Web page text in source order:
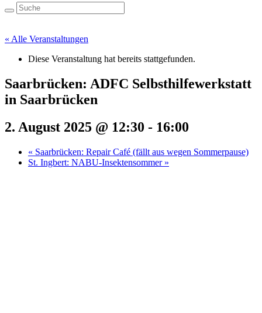
« Alle Veranstaltungen
Diese Veranstaltung hat bereits stattgefunden.
Saarbrücken: ADFC Selbsthilfewerkstatt
in Saarbrücken
2. August 2025 @ 12:30 - 16:00
« Saarbrücken: Repair Café (fällt aus wegen Sommerpause)
St. Ingbert: NABU-Insektensommer »